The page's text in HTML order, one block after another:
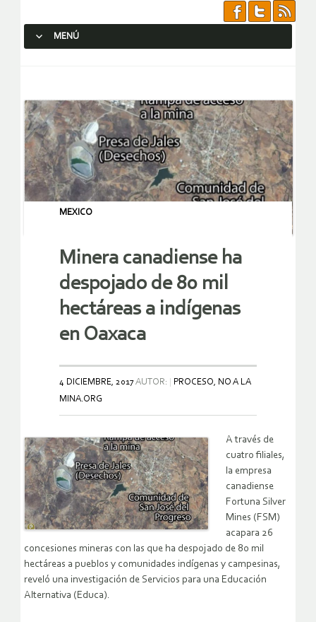
MENÚ
MEXICO
Minera canadiense ha
despojado de 80 mil
hectáreas a indígenas
en Oaxaca
4 DICIEMBRE, 2017AUTOR:
PROCESO, NO A LA
MINA.ORG
A través de
cuatro filiales,
la empresa
canadiense
Fortuna Silver
Mines (FSM)
acapara 26
concesiones mineras con las que ha despojado de 80 mil
hectáreas a pueblos y comunidades indígenas y campesinas,
reveló una investigación de Servicios para una Educación
Alternativa (Educa).